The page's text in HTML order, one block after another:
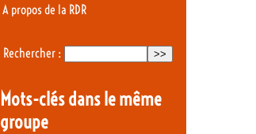
A propos de la RDR
Rechercher :
Mots-clés dans le même
groupe